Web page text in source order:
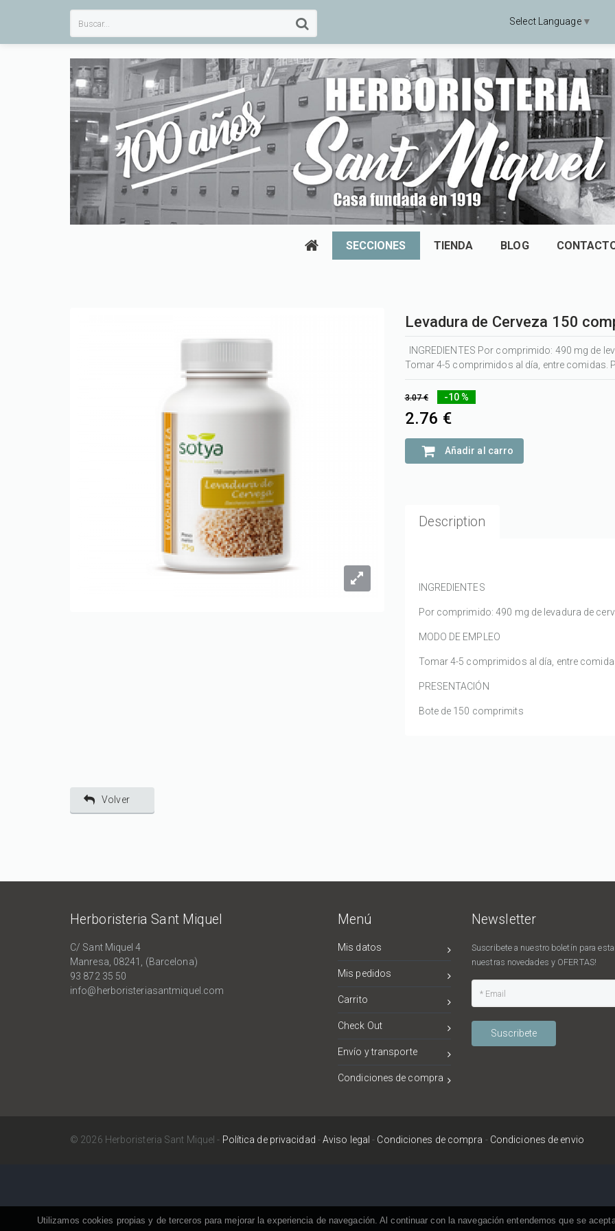
Select Language ▼
SECCIONES TIENDA BLOG
Levadura de Cerveza 150
INGREDIENTES Por comprimido: 490 mg de
Tomar 4-5 comprimidos al día, entre comidas.
3.07 € -10 %
2.76 €
Añadir al carro
Description
INGREDIENTES
Por comprimido: 490 mg de levadura de
MODO DE EMPLEO
Tomar 4-5 comprimidos al día, entre
PRESENTACIÓN
Bote de 150 comprimits
Volver
Herboristeria Sant Miquel
C/ Sant Miquel 4
Manresa, 08241, (Barcelona)
93 872 35 50
info@herboristeriasantmiquel.com
Menú
Mis datos
Mis pedidos
Carrito
Check Out
Envío y transporte
Condiciones de compra
Newsletter
Suscribete a nuestro boletín para
nuestras novedades y OFERTAS!
Suscribete
© 2026 Herboristeria Sant Miquel - Política de privacidad -Aviso legal - Condiciones de compra - Condiciones de envio
Utilizamos cookies propias y de terceros para mejorar la experiencia de navegación. Al continuar con la navegación entendemos que se